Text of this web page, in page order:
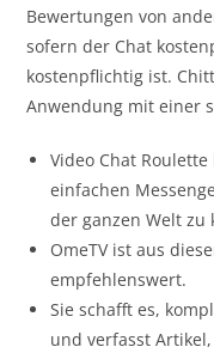
Bewertungen von
sofern der Chat
kostenpflichtig ist.
Anwendung mit einer
Video Chat
einfachen
der ganzen Welt zu
OmeTV ist aus
empfehlenswert.
Sie schafft es,
und verfasst